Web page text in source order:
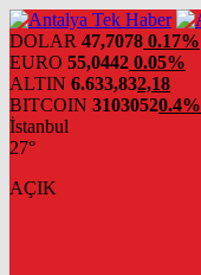
DOLAR 47,7078 0.17%
EURO 55,0442 0.05%
ALTIN 6.633,832,18
BITCOIN 31030520.4%
İstanbul
27°
AÇIK